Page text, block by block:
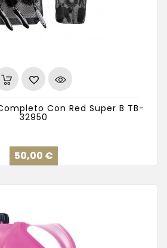
Con Red Super B TB-
32950
50,00 €